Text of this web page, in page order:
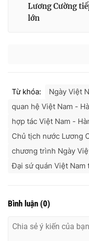
Lương Cường
lớn
Từ khóa: Ngày Việt
quan hệ Việt Nam -
hợp tác Việt Nam -
Chủ tịch nước Lương
chương trình Ngày
Đại sứ quán Việt Nam
Bình luận (0)